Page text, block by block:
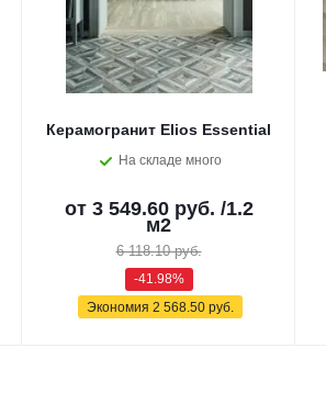
Керамогранит Elios Essential
На складе много
от 3 549.60 руб. /1.2
м2
6 118.10 руб.
-41.98%
Экономия 2 568.50 руб.